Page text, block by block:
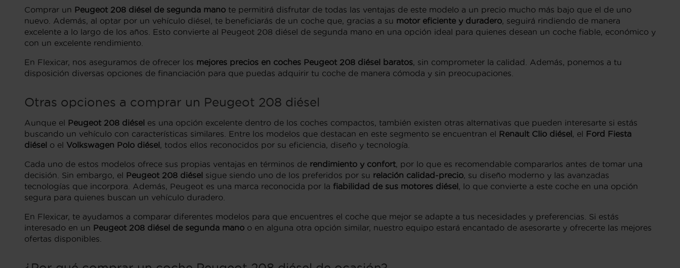
Comprar un Peugeot 208 diésel de segunda mano te permitirá disfrutar de todas las ventajas de este modelo a un precio mucho más bajo que el de uno
nuevo. Además, al optar por un vehículo diésel, te beneficiarás de un coche que, gracias a su motor eficiente y duradero, seguirá rindiendo de manera
excelente a lo largo de los años. Esto convierte al Peugeot 208 diésel de segunda mano en una opción ideal para quienes desean un coche fiable, económico y
con un excelente rendimiento.
En Flexicar, nos aseguramos de ofrecer los mejores precios en coches Peugeot 208 diésel baratos, sin comprometer la calidad. Además, ponemos a tu
disposición diversas opciones de financiación para que puedas adquirir tu coche de manera cómoda y sin preocupaciones.
Otras opciones a comprar un Peugeot 208 diésel
Aunque el Peugeot 208 diésel es una opción excelente dentro de los coches compactos, también existen otras alternativas que pueden interesarte si estás
buscando un vehículo con características similares. Entre los modelos que destacan en este segmento se encuentran el Renault Clio diésel, el Ford Fiesta
diésel o el Volkswagen Polo diésel, todos ellos reconocidos por su eficiencia, diseño y tecnología.
Cada uno de estos modelos ofrece sus propias ventajas en términos de rendimiento y confort, por lo que es recomendable compararlos antes de tomar una
decisión. Sin embargo, el Peugeot 208 diésel sigue siendo uno de los preferidos por su relación calidad-precio, su diseño moderno y las avanzadas
tecnologías que incorpora. Además, Peugeot es una marca reconocida por la fiabilidad de sus motores diésel, lo que convierte a este coche en una opción
segura para quienes buscan un vehículo duradero.
En Flexicar, te ayudamos a comparar diferentes modelos para que encuentres el coche que mejor se adapte a tus necesidades y preferencias. Si estás
interesado en un Peugeot 208 diésel de segunda mano o en alguna otra opción similar, nuestro equipo estará encantado de asesorarte y ofrecerte las mejores
ofertas disponibles.